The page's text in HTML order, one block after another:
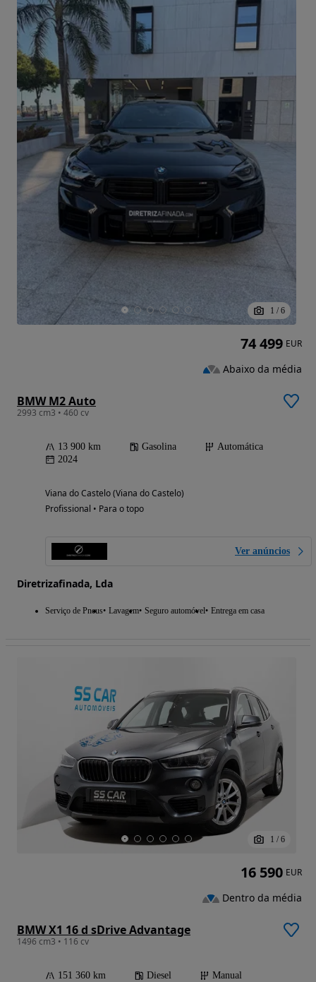
1 / 6
BMW M2 Auto
2993 cm3 • 460 cv
13 900 km Gasolina
Automática
2024
Viana do Castelo (Viana do Castelo)
Profissional • Para o topo
Ver anúncios
Diretrizafinada, Lda
Serviço de Pneus Lavagem Seguro automóvel Entrega em casa
74 499 EUR
Abaixo da média
1 / 6
BMW X1 16 d sDrive Advantage
1496 cm3 • 116 cv
151 360 km Diesel
Manual
16 590 EUR
Dentro da média